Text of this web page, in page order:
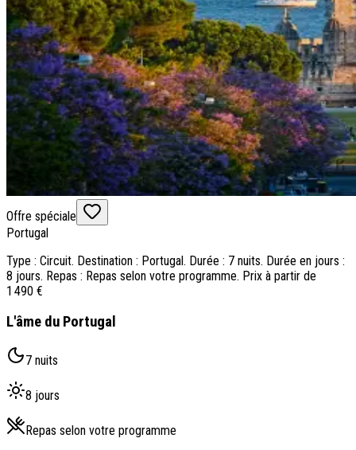
Offre spéciale
Portugal
Type : Circuit. Destination : Portugal. Durée : 7 nuits. Durée en jours :
8 jours. Repas : Repas selon votre programme. Prix à partir de
1 490 €
L'âme du Portugal
7 nuits
8 jours
Repas selon votre programme